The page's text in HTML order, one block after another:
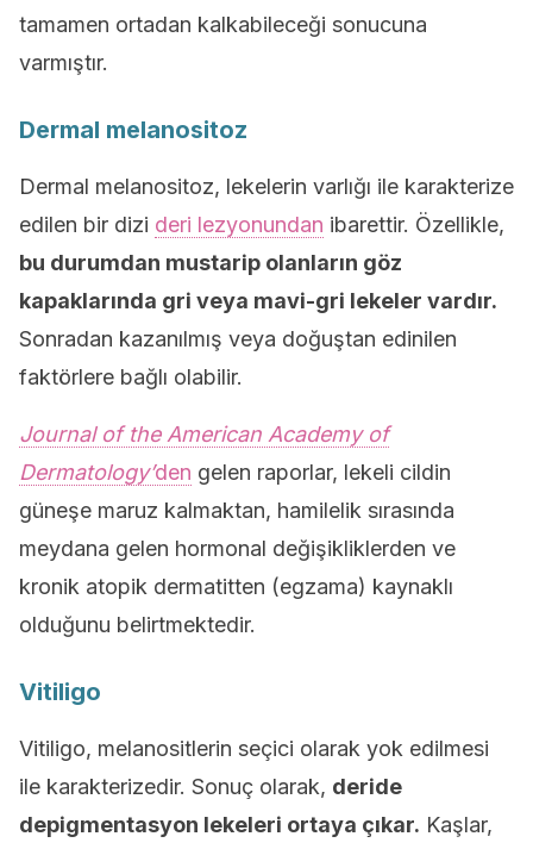
tamamen ortadan kalkabileceği sonucuna
varmıştır.
Dermal melanositoz
Dermal melanositoz, lekelerin varlığı ile karakterize
edilen bir dizi deri lezyonundan ibarettir. Özellikle,
bu durumdan mustarip olanların göz
kapaklarında gri veya mavi-gri lekeler vardır.
Sonradan kazanılmış veya doğuştan edinilen
faktörlere bağlı olabilir.
Journal of the American Academy of
Dermatology’den gelen raporlar, lekeli cildin
güneşe maruz kalmaktan, hamilelik sırasında
meydana gelen hormonal değişikliklerden ve
kronik atopik dermatitten (egzama) kaynaklı
olduğunu belirtmektedir.
Vitiligo
Vitiligo, melanositlerin seçici olarak yok edilmesi
ile karakterizedir. Sonuç olarak, deride
depigmentasyon lekeleri ortaya çıkar. Kaşlar,